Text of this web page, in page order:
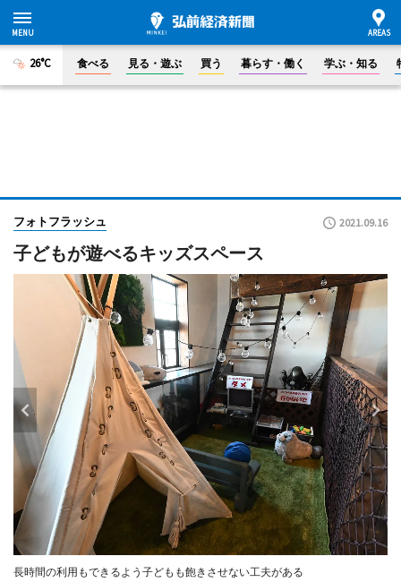
26°C 食べる 見る・遊ぶ 買う 暮らす・働く 学ぶ・知る
フォトフラッシュ 2021.09.16
子どもが遊べるキッズスペース
長時間の利用もできるよう子どもも飽きさせない工夫がある